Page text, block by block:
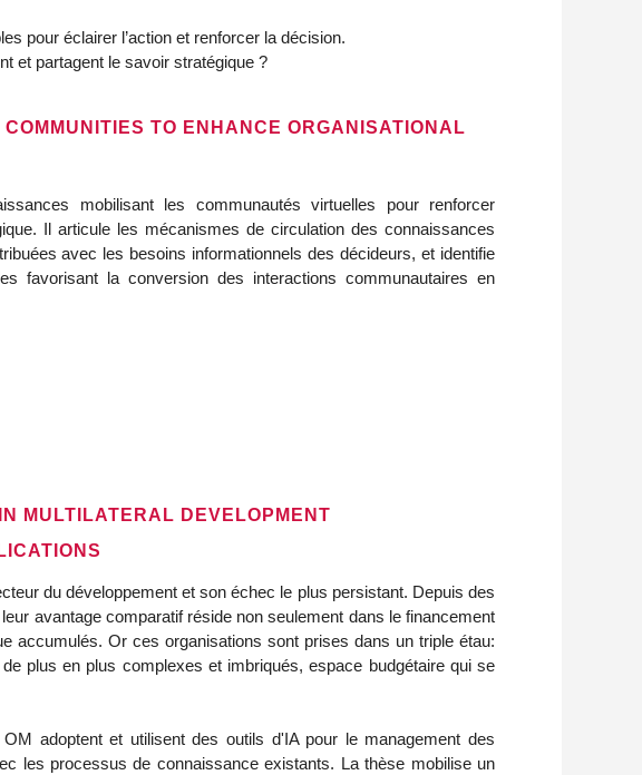
pour éclairer l’action et renforcer la décision.
et partagent le savoir stratégique ?
TO ENHANCE ORGANISATIONAL
mobilisant les communautés virtuelles pour renforcer
Il articule les mécanismes de circulation des connaissances
avec les besoins informationnels des décideurs, et identifie
favorisant la conversion des interactions communautaires en
MULTILATERAL DEVELOPMENT
du développement et son échec le plus persistant. Depuis des
avantage comparatif réside non seulement dans le financement
accumulés. Or ces organisations sont prises dans un triple étau:
plus en plus complexes et imbriqués, espace budgétaire qui se
adoptent et utilisent des outils d'IA pour le management des
les processus de connaissance existants. La thèse mobilise un